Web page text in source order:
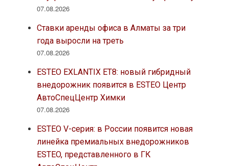
07.08.2026
Ставки аренды офиса в Алматы за три
года выросли на треть
07.08.2026
ESTEO EXLANTIX ET8: новый гибридный
внедорожник появится в ESTEO Центр
АвтоСпецЦентр Химки
07.08.2026
ESTEO V-серия: в России появится новая
линейка премиальных внедорожников
ESTEO, представленного в ГК